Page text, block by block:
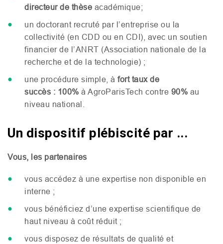
directeur de thèse académique;
un doctorant recruté par l’entreprise ou la
collectivité (en CDD ou en CDI), avec un soutien
financier de l’ANRT (Association nationale de la
recherche et de la technologie) ;
une procédure simple, à fort taux de
succès : 100% à AgroParisTech contre 90% au
niveau national.
Un dispositif plébiscité par ...
Vous, les partenaires
vous accédez à une expertise non disponible en
interne ;
vous bénéficiez d’une expertise scientifique de
haut niveau à coût réduit ;
vous disposez de résultats de qualité et